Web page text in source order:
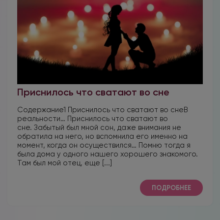
Приснилось что сватают во сне
Содержание1 Приснилось что сватают во снеВ
реальности… Приснилось что сватают во
сне. Забытый был мной сон, даже внимания не
обратила на него, но вспомнила его именно на
момент, когда он осуществился… Помню тогда я
была дома у одного нашего хорошего знакомого.
Там был мой отец, еще [...]
ПОДРОБНЕЕ